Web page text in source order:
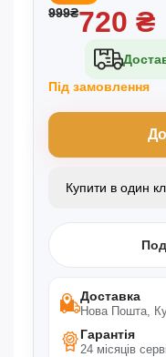
999₴720 ₴
Під замовлення
Купити в
Доставка
Нова Пошта,
Гарантія
24 місяців